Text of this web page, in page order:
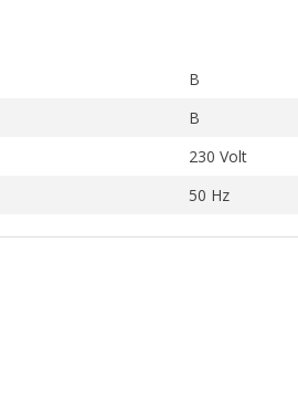
B
B
230 Volt
50 Hz